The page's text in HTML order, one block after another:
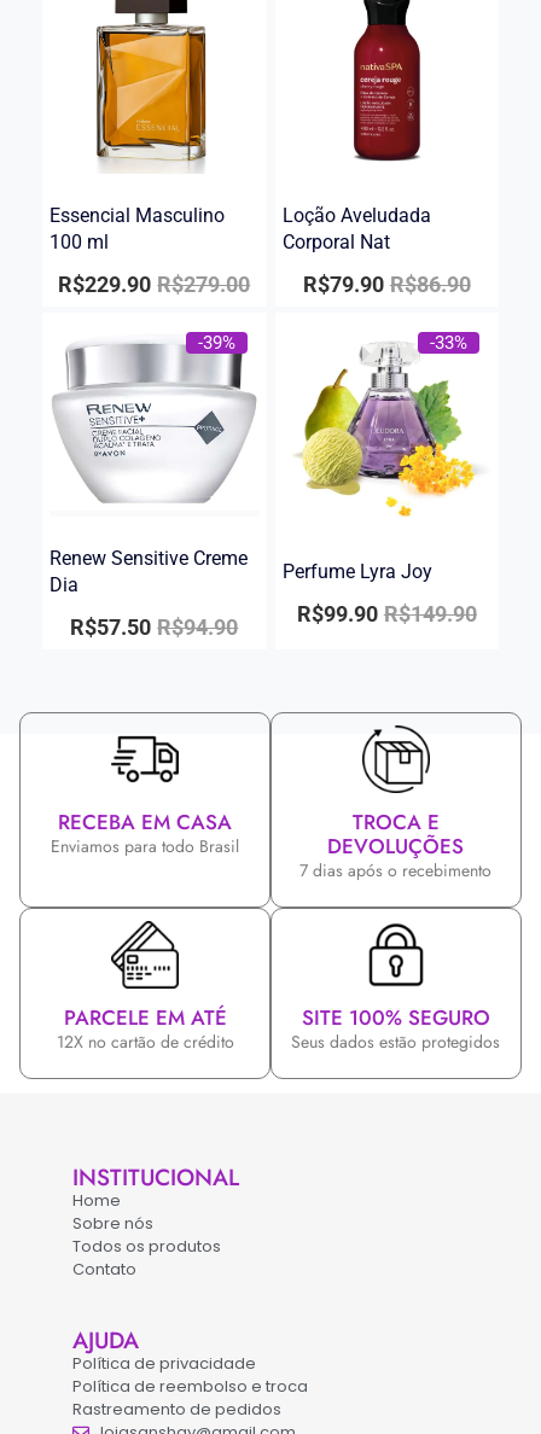
Essencial Masculino
100 ml
R$279.00
R$229.90
Loção Aveludada
Corporal Nat
R$86.90
R$79.90
-39%
Renew Sensitive Creme
Dia
R$94.90
R$57.50
-33%
Perfume Lyra Joy
R$149.90
R$99.90
RECEBA EM CASA
Enviamos para todo Brasil
TROCA E
DEVOLUÇÕES
7 dias após o recebimento
PARCELE EM ATÉ
12X no cartão de crédito
SITE 100% SEGURO
Seus dados estão protegidos
INSTITUCIONAL
Home
Sobre nós
Todos os produtos
Contato
AJUDA
Política de privacidade
Política de reembolso e troca
Rastreamento de pedidos